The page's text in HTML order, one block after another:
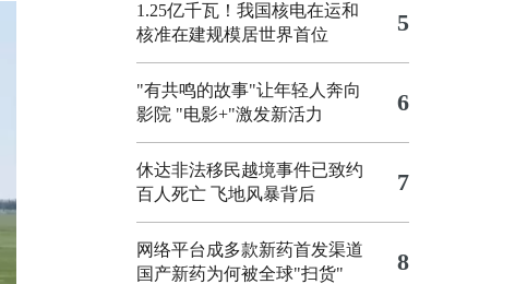
1.25亿千瓦！我国核电在运和
核准在建规模居世界首位
5
"有共鸣的故事"让年轻人奔向
影院 "电影+"激发新活力 6
休达非法移民越境事件已致约
百人死亡 飞地风暴背后 7
网络平台成多款新药首发渠道
国产新药为何被全球"扫货"
8